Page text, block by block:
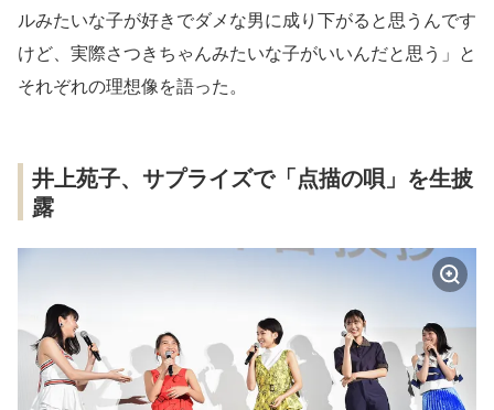
ルみたいな子が好きでダメな男に成り下がると思うんです
けど、実際さつきちゃんみたいな子がいいんだと思う」と
それぞれの理想像を語った。
井上苑子、サプライズで「点描の唄」を生披
露